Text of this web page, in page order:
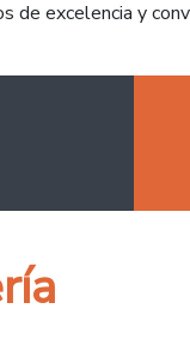
excelencia y